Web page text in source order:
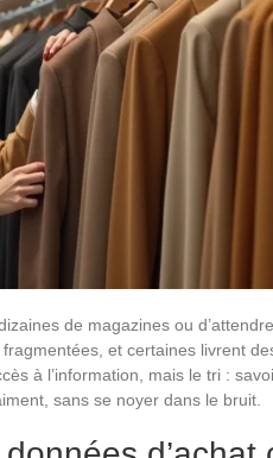
de magazines ou
et certaines livrent
à l’information, mais le tri :
sans se noyer dans le bruit.